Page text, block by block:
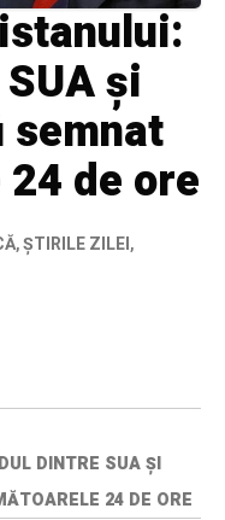
și
semnat
de ore
,ȘTIRILE ZILEI,
DINTRE SUA ȘI
24 DE ORE